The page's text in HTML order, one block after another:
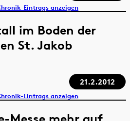
Eintrags anzeigen
im Boden der
St. Jakob
21.2.2012
Eintrags anzeigen